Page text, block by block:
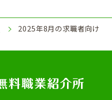
2025年8月の求職者向け